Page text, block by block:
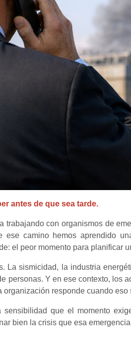
antes de que sea tarde.
trabajando con organismos de
camino hemos aprendido
el peor momento para planificar
La sismicidad, la industria
personas. Y en ese contexto,
responde cuando eso
sensibilidad que el momento
bien la crisis que esa